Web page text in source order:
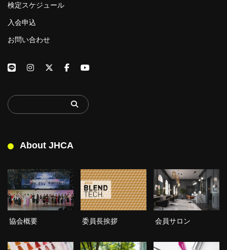
検定スケジュール
入会申込
お問い合わせ
About JHCA
協会概要 委員長挨拶 会員サロン